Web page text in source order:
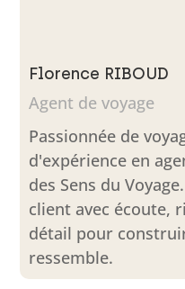
Florence RIBOUD
Agent de voyage
Passionnée de
d'expérience en
des Sens du
client avec écoute,
détail pour
ressemble.